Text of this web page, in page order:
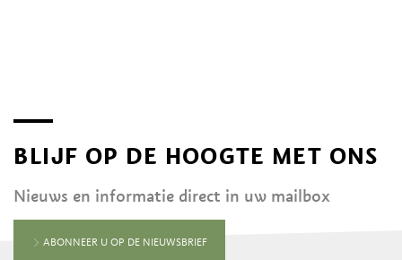
BLIJF OP DE HOOGTE MET ONS
Nieuws en informatie direct in uw mailbox
ABONNEER U OP DE NIEUWSBRIEF